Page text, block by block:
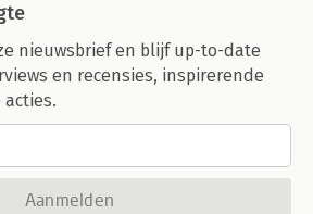
nieuwsbrief en blijf up-to-date
en recensies, inspirerende
Aanmelden